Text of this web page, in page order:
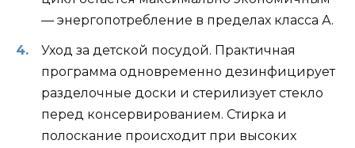
— энергопотребление в пределах класса А.
Уход за детской посудой. Практичная
программа одновременно дезинфицирует
разделочные доски и стерилизует стекло
перед консервированием. Стирка и
полоскание происходит при высоких